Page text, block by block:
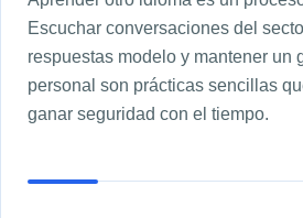
Escuchar conversaciones del
respuestas modelo y mantener un
personal son prácticas sencillas
ganar seguridad con el tiempo.